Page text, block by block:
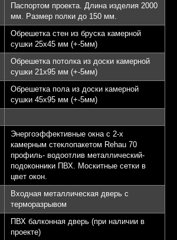
Паспортом проекта. Длина изделия 2000
мм. Размер полки до 150 мм.
Обрешетка стен из бруска камерной
сушки 25х45 мм (+-5мм)
Обрешетка потолка из доски камерной
сушки 21х95 мм (+-5мм)
Обрешетка пола из доски камерной
сушки 45х95 мм (+-5мм)
Энергоэффективные окна с 2-х
камерным стеклопакетом Rehau 70
профиль- водоотлив металлический-
подоконники ПВХ. Москитные сетки в
цвет окон.
Входная металлическая дверь с
терморазрывом
ПВХ балконная дверь (при наличии в
проекте)